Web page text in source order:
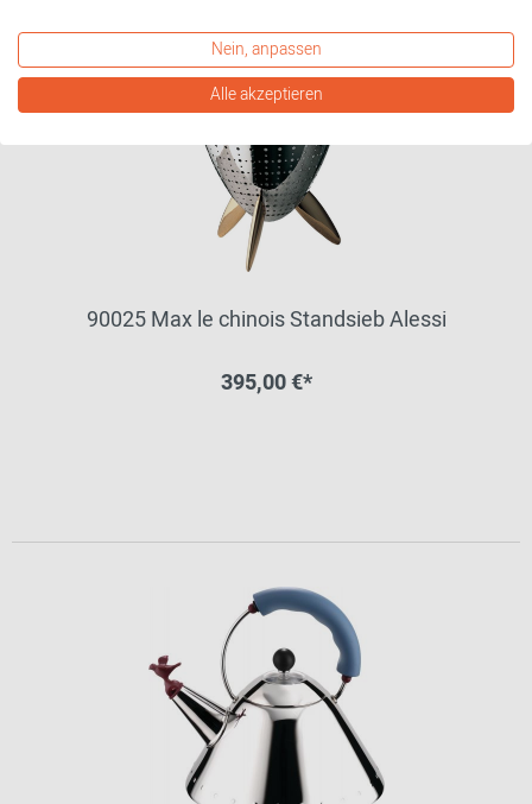
90025 Max le chinois Standsieb Alessi
395,00 €*
Nein, anpassen
Alle akzeptieren